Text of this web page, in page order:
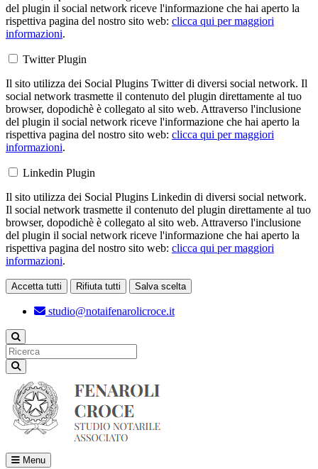
del plugin il social network riceve l'informazione che hai aperto la
rispettiva pagina del nostro sito web: clicca qui per maggiori
informazioni.
Twitter Plugin
Il sito utilizza dei Social Plugins Twitter di diversi social network. Il
social network trasmette il contenuto del plugin direttamente al tuo
browser, dopodichè è collegato al sito web. Attraverso l'inclusione
del plugin il social network riceve l'informazione che hai aperto la
rispettiva pagina del nostro sito web: clicca qui per maggiori
informazioni.
Linkedin Plugin
Il sito utilizza dei Social Plugins Linkedin di diversi social network.
Il social network trasmette il contenuto del plugin direttamente al tuo
browser, dopodichè è collegato al sito web. Attraverso l'inclusione
del plugin il social network riceve l'informazione che hai aperto la
rispettiva pagina del nostro sito web: clicca qui per maggiori
informazioni.
Accetta tutti Rifiuta tutti Salva scelta
studio@notaifenarolicroce.it
Menu